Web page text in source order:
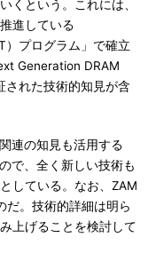
くという。これには、
進している
）プログラム」で確立
Generation DRAM
された技術的知見が含
連の知見も活用する
で、全く新しい技術も
している。なお、ZAM
だ。技術的詳細は明ら
上げることを検討して